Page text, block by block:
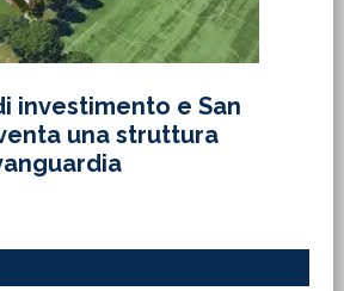
investimento e San
una struttura